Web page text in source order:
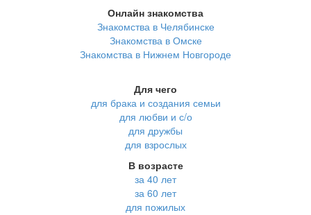
Онлайн знакомства
Знакомства в Челябинске
Знакомства в Омске
Знакомства в Нижнем Новгороде
Для чего
для брака и создания семьи
для любви и с/о
для дружбы
для взрослых
В возрасте
за 40 лет
за 60 лет
для пожилых